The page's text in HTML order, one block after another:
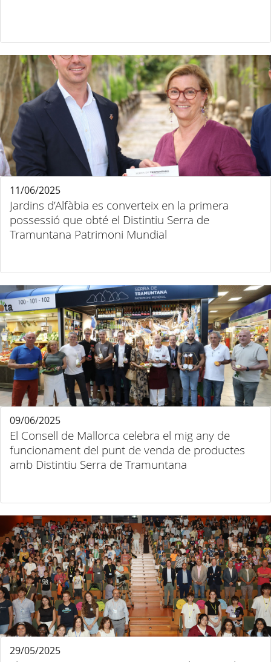
Jardins d’Alfàbia es converteix en la primera
possessió que obté el Distintiu Serra de
Tramuntana Patrimoni Mundial
11/06/2025
El Consell de Mallorca celebra el mig any de
funcionament del punt de venda de productes
amb Distintiu Serra de Tramuntana
09/06/2025
29/05/2025